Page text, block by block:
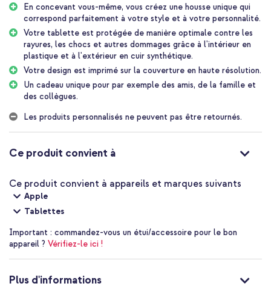
facilite la conception. Ajoutez votre propre photo ou texte, ou
choisissez parmi les designs existants jusqu'à ce que le design vous
convienne complètement. Une fois prêt, votre design est imprimé
sur la couverture en haute qualité, en utilisant les dernières
techniques d'impression.
Protection flexible
Grâce au couvercle rotatif à 360 degrés, vous pouvez utiliser
votre tablette horizontalement ou verticalement, idéal pour lire,
taper ou regarder des vidéos. De plus, la coque protège
entièrement votre tablette contre les rayures, les chocs et les
chutes, tout en conservant l'accès à tous les ports et boutons
nécessaires.
Vous recherchez un cadeau unique et personnel ? Pensez à une
coque de tablette conçue par vous-même. C'est le choix parfait
pour les amis, la famille et les collègues, et offrir un cadeau si
unique montre que vous avez vraiment fait tout votre possible
pour trouver quelque chose de spécial.
Pourquoi concevoir votre propre coque de tablette?
Concevez un étui pour tablette unique que personne d'autre n'a
Votre tablette est protégée contre les accidents du quotidien
En concevant vous-même, vous créez une housse unique qui
correspond parfaitement à votre style et à votre personnalité.
Votre tablette est protégée de manière optimale contre les
rayures, les chocs et autres dommages grâce à l'intérieur en
plastique et à l'extérieur en cuir synthétique.
Votre design est imprimé sur la couverture en haute résolution.
Un cadeau unique pour par exemple des amis, de la famille et
des collègues.
Les produits personnalisés ne peuvent pas être retournés.
Ce produit convient à
Ce produit convient à appareils et marques suivants
Apple
Tablettes
Important : commandez-vous un étui/accessoire pour le bon
appareil ? Vérifiez-le ici !
Plus d'informations